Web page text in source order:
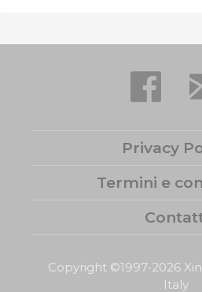
Privacy
Termini e
Copyright ©1997-2026
Italy